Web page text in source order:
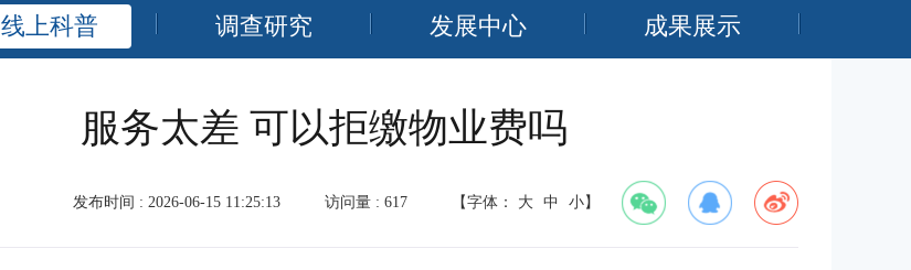
线上科普 调查研究 发展中心 成果展示
服务太差 可以拒缴物业费吗
发布时间 : 2026-06-15 11:25:13 访问量 : 617 【字体： 大 中 小】